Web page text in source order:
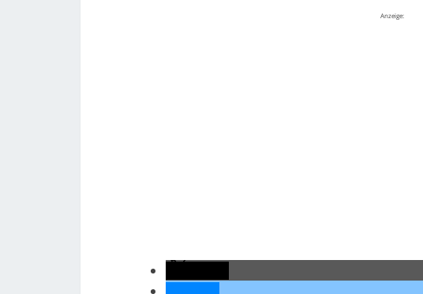
Anzeige: